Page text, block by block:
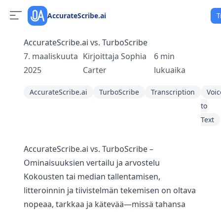
AccurateScribe.ai
AccurateScribe.ai vs. TurboScribe
7. maaliskuuta
2025
Kirjoittaja Sophia
Carter
6 min
lukuaika
AccurateScribe.ai TurboScribe Transcription
to
Text
AccurateScribe.ai vs. TurboScribe –
Ominaisuuksien vertailu ja arvostelu
Kokousten tai median tallentamisen,
litteroinnin ja tiivistelmän tekemisen on oltava
nopeaa, tarkkaa ja kätevää—missä tahansa